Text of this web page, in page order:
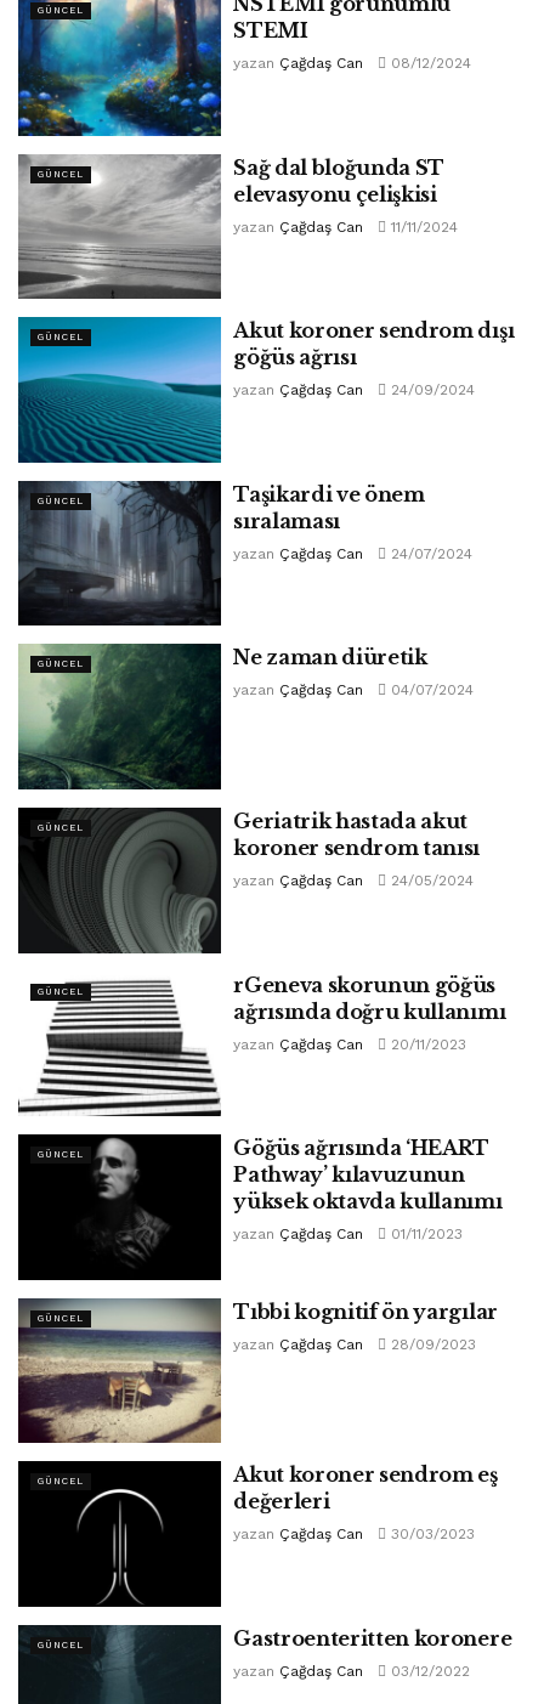
GÜNCEL
STEMI
yazan Çağdaş Can 08/12/2024
GÜNCEL
Sağ dal bloğunda ST
elevasyonu çelişkisi
yazan Çağdaş Can 11/11/2024
GÜNCEL
Akut koroner sendrom dışı
göğüs ağrısı
yazan Çağdaş Can 24/09/2024
GÜNCEL
Taşikardi ve önem
sıralaması
yazan Çağdaş Can 24/07/2024
GÜNCEL Ne zaman diüretik
yazan Çağdaş Can 04/07/2024
GÜNCEL
Geriatrik hastada akut
koroner sendrom tanısı
yazan Çağdaş Can 24/05/2024
GÜNCEL
rGeneva skorunun göğüs
ağrısında doğru kullanımı
yazan Çağdaş Can 20/11/2023
GÜNCEL
Göğüs ağrısında ‘HEART
Pathway’ kılavuzunun
yüksek oktavda kullanımı
yazan Çağdaş Can 01/11/2023
GÜNCEL Tıbbi kognitif ön yargılar
yazan Çağdaş Can 28/09/2023
GÜNCEL
Akut koroner sendrom eş
değerleri
yazan Çağdaş Can 30/03/2023
GÜNCEL Gastroenteritten koronere
yazan Çağdaş Can 03/12/2022